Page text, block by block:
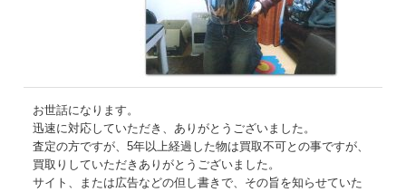
お世話になります。
迅速に対応していただき、ありがとうございました。
査定の方ですが、5年以上経過した物は買取不可との事ですが、
買取りしていただきありがとうございました。
サイト、または広告などの但し書きで、その旨を知らせていた